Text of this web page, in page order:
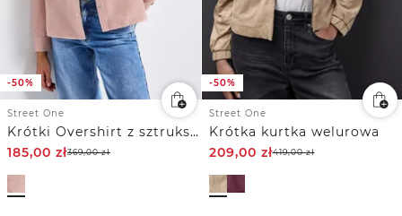
-50%
Street One
Krótki Overshirt z sztruksu.
185,00 zł369,00zł
-50%
Street One
Krótka kurtka welurowa
209,00 zł419,00zł